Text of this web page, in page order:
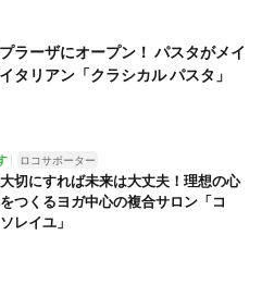
ラーザにオープン！ パスタがメイ
タリアン「クラシカル パスタ」
ロコサポーター
切にすれば未来は大丈夫！理想の心
つくるヨガ中心の複合サロン「コ
レイユ」